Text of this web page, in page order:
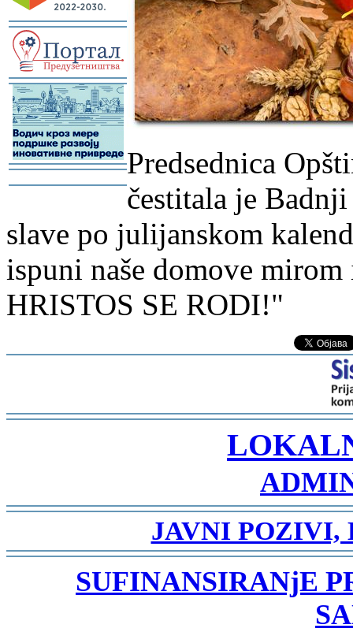
-
-
-
Predsednica
čestitala je
slave po julijanskom
ispuni naše domove
HRISTOS SE RODI!"
-
-
JAVNI POZIVI,
-
SUFINANSIRANjE